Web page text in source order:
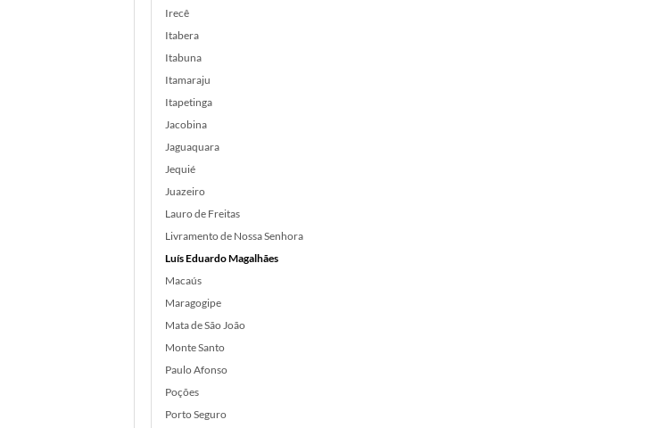
Irecê
Itabera
Itabuna
Itamaraju
Itapetinga
Jacobina
Jaguaquara
Jequié
Juazeiro
Lauro de Freitas
Livramento de Nossa Senhora
Luís Eduardo Magalhães
Macaús
Maragogipe
Mata de São João
Monte Santo
Paulo Afonso
Poções
Porto Seguro